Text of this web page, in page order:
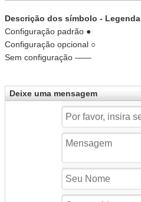
Descrição dos símbolo - Legenda
Configuração padrão ●
Configuração opcional ○
Sem configuração ——
Deixe uma mensagem